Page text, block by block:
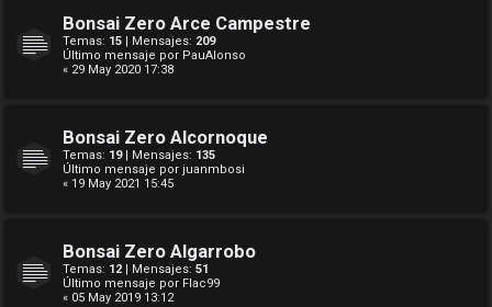
Bonsai Zero Arce Campestre
Temas: 15 | Mensajes: 209
Último mensaje por PauAlonso
« 29 May 2020 17:38
Bonsai Zero Alcornoque
Temas: 19| Mensajes: 135
Último mensaje por juanmbosi
« 19 May 2021 15:45
Bonsai Zero Algarrobo
Temas: 12 | Mensajes: 51
Último mensaje por Flac99
« 05 May 2019 13:12